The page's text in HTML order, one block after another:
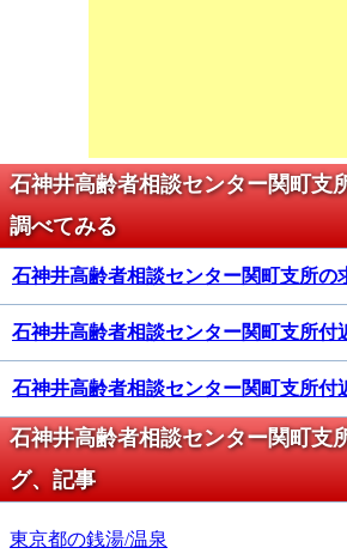
石神井高齢者相談センター関町支
調べてみる
石神井高齢者相談センター関町支所の
石神井高齢者相談センター関町支所付
石神井高齢者相談センター関町支所付
石神井高齢者相談センター関町支
グ、記事
東京都の銭湯/温泉